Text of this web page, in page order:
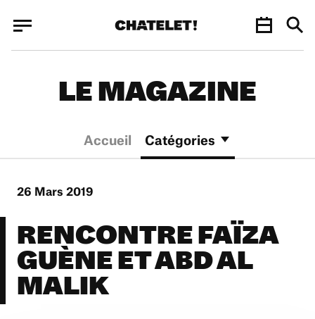
LE MAGAZINE
Accueil Catégories
26 Mars 2019
RENCONTRE FAÏZA
GUÈNE ET ABD AL
MALIK